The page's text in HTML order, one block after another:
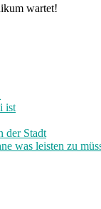
wartet!
ist
der Stadt
was leisten zu